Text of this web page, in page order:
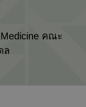
Medicine คณะ
ล